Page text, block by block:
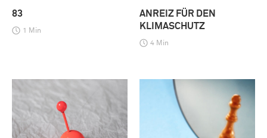
83
1 Min
ANREIZ FÜR DEN
KLIMASCHUTZ
4 Min